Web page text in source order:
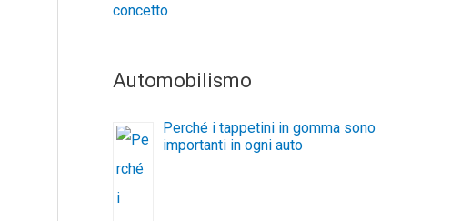
concetto
Automobilismo
Perché i tappetini in gomma sono
importanti in ogni auto